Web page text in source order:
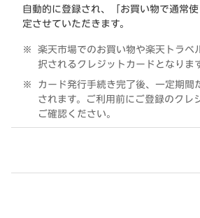
自動的に登録され、「お買い物で通常
定させていただきます。
楽天市場でのお買い物や楽天トラベ
択されるクレジットカードとなりま
カード発行手続き完了後、一定期間
されます。ご利用前にご登録のクレ
ご確認ください。